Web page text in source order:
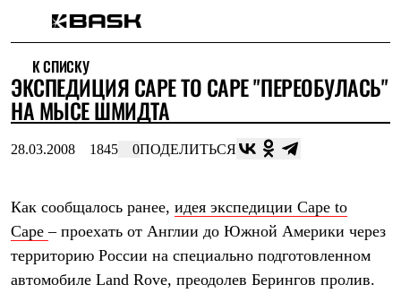
Интернет-магазин
Мужская одежда
Утепленная пухом
Куртки
Жилеты
Куртки
Штормовая одежда
Куртки
Софтшелл одежда
К СПИСКУ
ЭКСПЕДИЦИЯ CAPE TO CAPE "ПЕРЕОБУЛАСЬ"
НА МЫСЕ ШМИДТА
28.03.2008 1845 0ПОДЕЛИТЬСЯ
Как сообщалось ранее, идея экспедиции Cape to
Cape– проехать от Англии до Южной Америки через
территорию России на специально подготовленном
автомобиле Land Rove, преодолев Берингов пролив.